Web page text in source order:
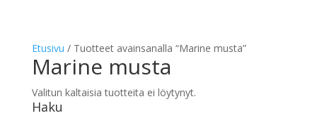
Etusivu / Tuotteet avainsanalla “Marine musta”
Marine musta
Valitun kaltaisia tuotteita ei löytynyt.
Haku